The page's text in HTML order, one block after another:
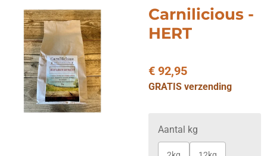
Carnilicious -
HERT
€ 92,95
GRATIS verzending
Aantal kg